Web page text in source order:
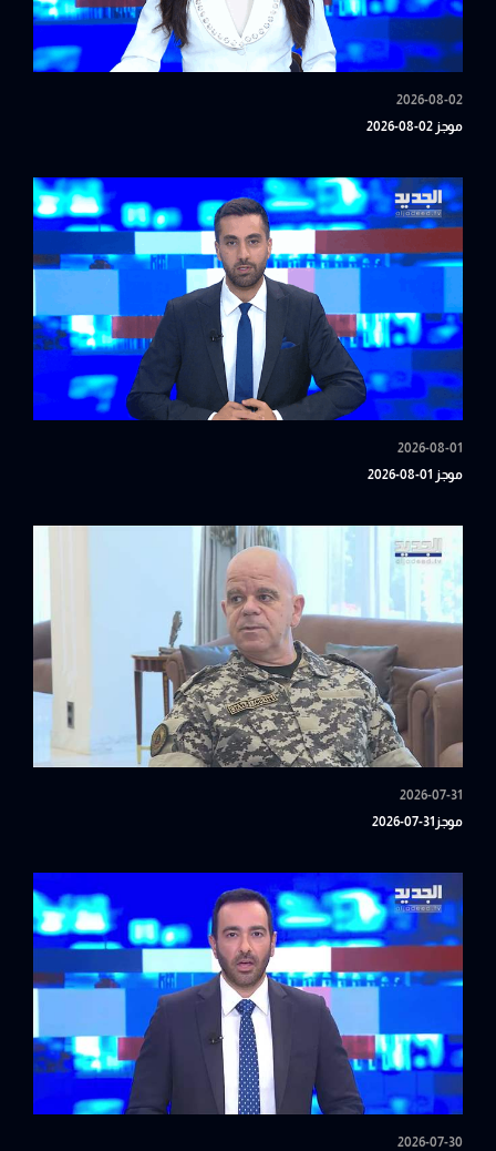
2026-08-02
موجز 02-08-2026
2026-08-01
موجز 01-08-2026
2026-07-31
موجز31-07-2026
2026-07-30